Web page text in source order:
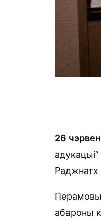
26
Раджнатх
Перамовы
абароны